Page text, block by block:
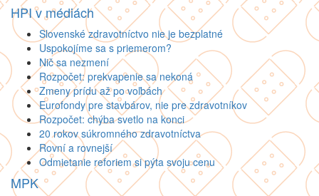
HPI v médiách
Slovenské zdravotníctvo nie je bezplatné
Uspokojíme sa s priemerom?
Nič sa nezmení
Rozpočet: prekvapenie sa nekoná
Zmeny prídu až po voľbách
Eurofondy pre stavbárov, nie pre zdravotníkov
Rozpočet: chýba svetlo na konci
20 rokov súkromného zdravotníctva
Rovní a rovnejší
Odmietanie reforiem si pýta svoju cenu
MPK